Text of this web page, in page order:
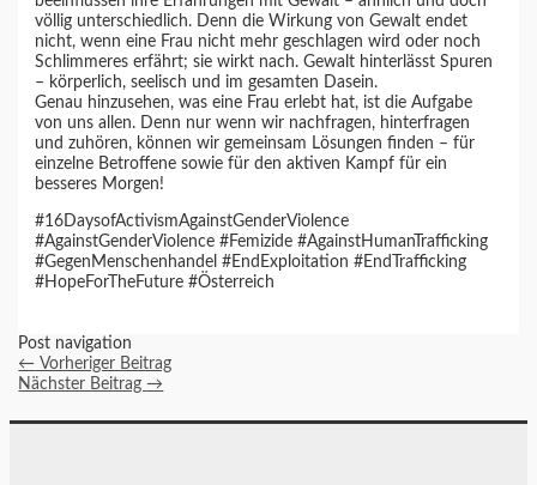
völlig unterschiedlich. Denn die Wirkung von Gewalt endet
nicht, wenn eine Frau nicht mehr geschlagen wird oder noch
Schlimmeres erfährt; sie wirkt nach. Gewalt hinterlässt Spuren
– körperlich, seelisch und im gesamten Dasein.
Genau hinzusehen, was eine Frau erlebt hat, ist die Aufgabe
von uns allen. Denn nur wenn wir nachfragen, hinterfragen
und zuhören, können wir gemeinsam Lösungen finden – für
einzelne Betroffene sowie für den aktiven Kampf für ein
besseres Morgen!
#16DaysofActivismAgainstGenderViolence
#AgainstGenderViolence #Femizide #AgainstHumanTrafficking
#GegenMenschenhandel #EndExploitation #EndTrafficking
#HopeForTheFuture #Österreich
Post navigation
← Vorheriger Beitrag
Nächster Beitrag→